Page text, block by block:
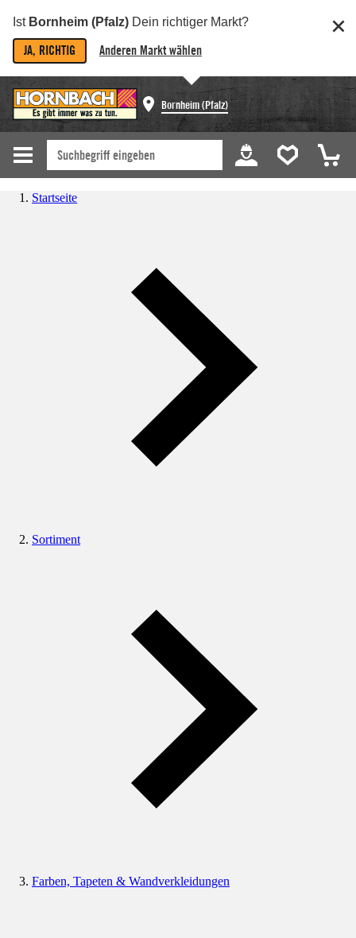
Ist Bornheim (Pfalz) Dein richtiger Markt?
JA, RICHTIG Anderen Markt wählen
Bornheim (Pfalz)
Startseite
Sortiment
Farben, Tapeten & Wandverkleidungen